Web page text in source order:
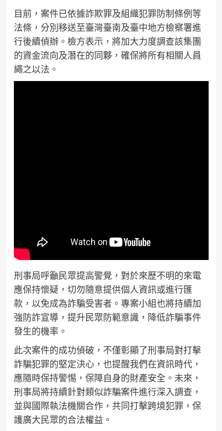
目前，案件已依據詐欺罪及組織犯罪防制條例等
法條，分別移送至臺灣臺南及臺中地方檢察署進
行後續偵辦。檢方表示，將加大力度調查該集團
的資金流向及潛在的同夥，確保將所有相關人員
繩之以法。
刑事局呼籲民眾提高警覺，對於來歷不明的來電
應保持懷疑，切勿隨意提供個人資訊或進行匯
款，以免成為詐騙受害者。專案小組也將持續加
強防詐宣導，提升民眾防範意識，降低詐騙事件
發生的機率。
此次案件的成功偵破，不僅彰顯了刑事局對打擊
詐騙犯罪的堅定決心，也提醒我們在資訊時代，
應隨時保持警惕，保障自身的財產安全。未來，
刑事局將持續針對類似詐騙案件進行深入調查，
並與國際執法機關合作，共同打擊跨境犯罪，保
護廣大民眾的合法權益。